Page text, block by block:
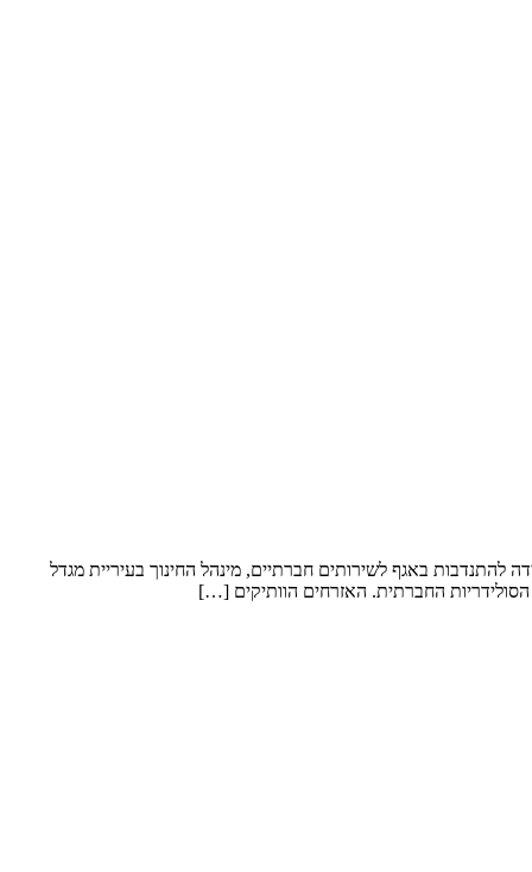
להתנדבות באגף לשירותים חברתיים, מינהל החינוך בעיריית מגדל
החברתית. האזרחים הוותיקים […]